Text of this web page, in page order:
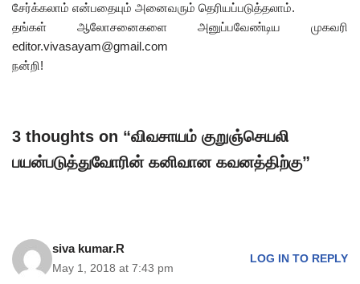
சேர்க்கலாம் என்பதையும் அனைவரும் தெரியப்படுத்தலாம்.
தங்கள் ஆலோசனைகளை அனுப்பவேண்டிய முகவரி
editor.vivasayam@gmail.com
நன்றி!
3 thoughts on “விவசாயம் குறுஞ்செயலி
பயன்படுத்துவோரின் கனிவான கவனத்திற்கு”
siva kumar.R
May 1, 2018 at 7:43 pm
LOG IN TO REPLY